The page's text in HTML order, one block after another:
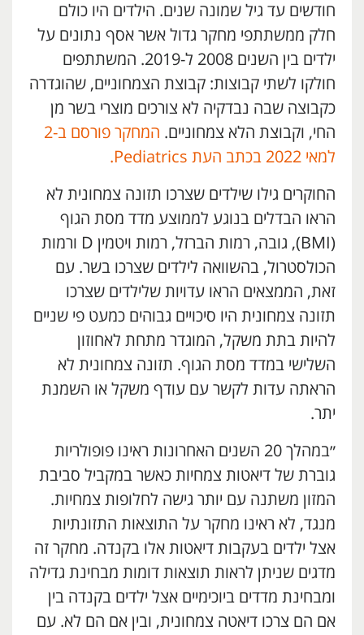
חודשים עד גיל שמונה שנים. הילדים היו כולם
חלק ממשתתפי מחקר גדול אשר אסף נתונים על
ילדים בין השנים 2008 ל-2019. המשתתפים
חולקו לשתי קבוצות: קבוצת הצמחוניים, שהוגדרה
כקבוצה שבה נבדקיה לא צורכים מוצרי בשר מן
החי, וקבוצת הלא צמחוניים.
המחקר פורסם ב-2
למאי 2022 בכתב העת Pediatrics.
החוקרים גילו שילדים שצרכו תזונה צמחונית לא
הראו הבדלים בנוגע לממוצע מדד מסת הגוף
(BMI), גובה, רמות הברזל, רמות ויטמין D ורמות
הכולסטרול, בהשוואה לילדים שצרכו בשר. עם
זאת, הממצאים הראו עדויות שלילדים שצרכו
תזונה צמחונית היו סיכויים גבוהים כמעט פי שניים
להיות בתת משקל, המוגדר מתחת לאחוזון
השלישי במדד מסת הגוף. תזונה צמחונית לא
הראתה עדות לקשר עם עודף משקל או השמנת
יתר.
״במהלך 20 השנים האחרונות ראינו פופולריות
גוברת של דיאטות צמחיות כאשר במקביל סביבת
המזון משתנה עם יותר גישה לחלופות צמחיות.
מנגד, לא ראינו מחקר על התוצאות התזונתיות
אצל ילדים בעקבות דיאטות אלו בקנדה. מחקר זה
מדגים שניתן לראות תוצאות דומות מבחינת גדילה
ומבחינת מדדים ביוכימיים אצל ילדים בקנדה בין
אם הם צרכו דיאטה צמחונית, ובין אם הם לא. עם